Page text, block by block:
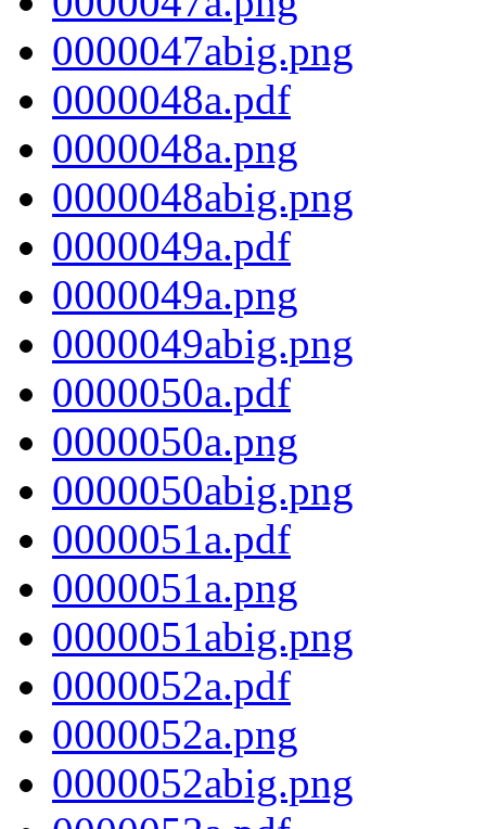
0000047abig.png
0000048a.pdf
0000048a.png
0000048abig.png
0000049a.pdf
0000049a.png
0000049abig.png
0000050a.pdf
0000050a.png
0000050abig.png
0000051a.pdf
0000051a.png
0000051abig.png
0000052a.pdf
0000052a.png
0000052abig.png